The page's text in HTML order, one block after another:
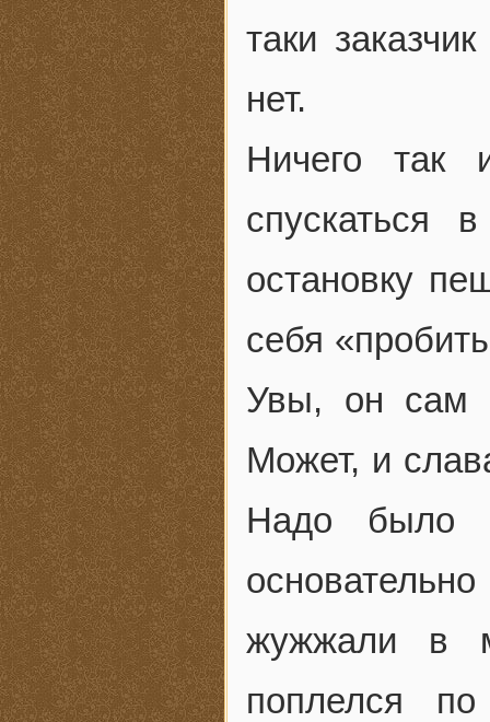
таки
нет.
Ничего
спускаться
остановку
себя
Увы, он сам
Может, и
Надо было
жужжали в
поплелся